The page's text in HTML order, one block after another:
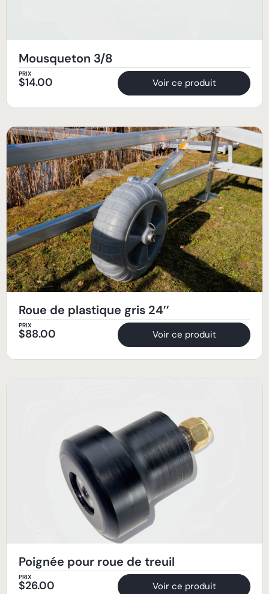
Mousqueton 3/8
PRIX
$14.00 Voir ce produit
Roue de plastique gris 24’’
PRIX
$88.00 Voir ce produit
Poignée pour roue de treuil
PRIX
$26.00 Voir ce produit